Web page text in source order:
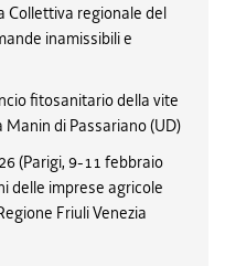
Collettiva regionale del
inamissibili e
fitosanitario della vite
di Passariano (UD)
(Parigi, 9-11 febbraio
delle imprese agricole
Friuli Venezia